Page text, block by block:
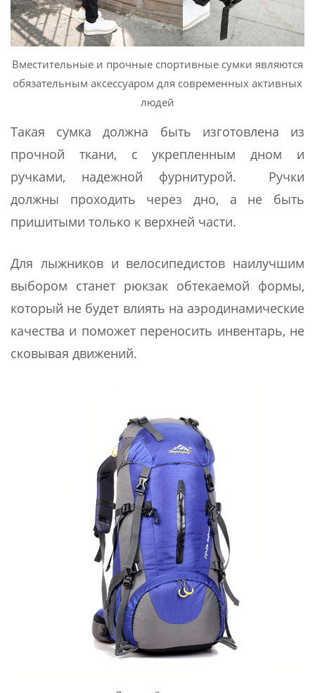
Вместительные и прочные спортивные сумки являются
обязательным аксессуаром для современных активных
людей
Такая сумка должна быть изготовлена из
прочной ткани, с укрепленным дном и
ручками, надежной фурнитурой. Ручки
должны проходить через дно, а не быть
пришитыми только к верхней части.
Для лыжников и велосипедистов наилучшим
выбором станет рюкзак обтекаемой формы,
который не будет влиять на аэродинамические
качества и поможет переносить инвентарь, не
сковывая движений.